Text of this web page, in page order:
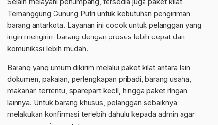
Selain melayani penumpang, tersedia juga paket kilat
Temanggung Gunung Putri untuk kebutuhan pengiriman
barang antarkota. Layanan ini cocok untuk pelanggan yang
ingin mengirim barang dengan proses lebih cepat dan
komunikasi lebih mudah.
Barang yang umum dikirim melalui paket kilat antara lain
dokumen, pakaian, perlengkapan pribadi, barang usaha,
makanan tertentu, sparepart kecil, hingga paket ringan
lainnya. Untuk barang khusus, pelanggan sebaiknya
melakukan konfirmasi terlebih dahulu kepada admin agar